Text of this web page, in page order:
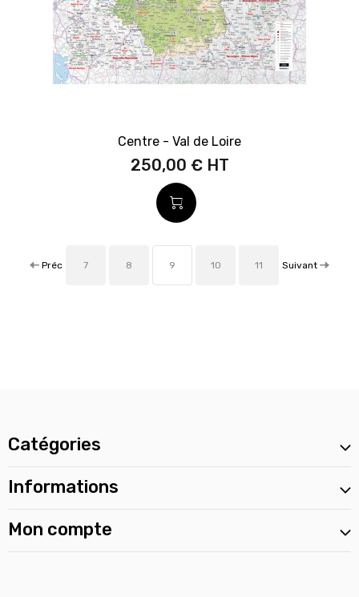
Centre - Val de Loire
250,00 €
Préc 7 8 9 10 11 Suivant
Catégories
Informations
Mon compte